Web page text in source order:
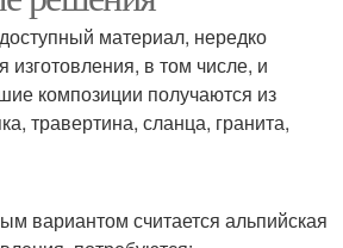
материал, нередко
в том числе, и
композиции получаются из
травертина, сланца, гранита,
вариантом считается альпийская